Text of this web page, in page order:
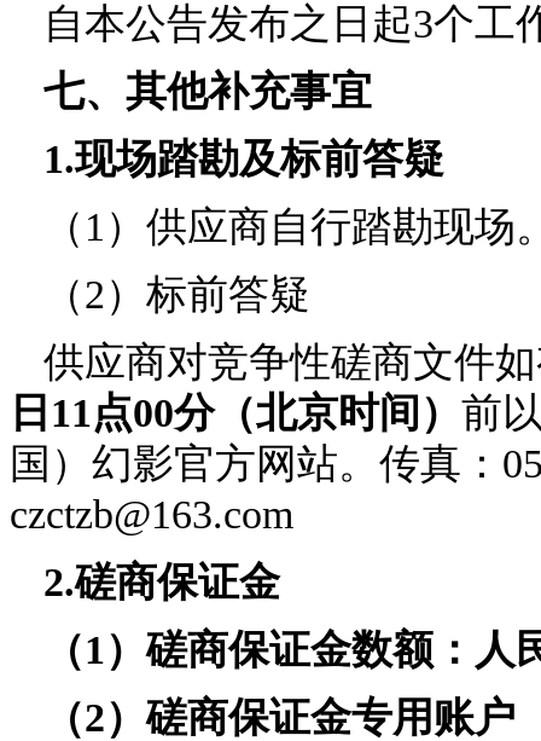
自本公告发布之日起3个工
七、其他补充事宜
1.现场踏勘及标前答疑
（ 1）供应商自行踏勘现场
（2） 标前答疑
供应商对竞争性磋商文件
日 11点00分（北京时间） 前
国）幻影官方网站。传真：
czctzb@163.com
2.磋商保证金
（1）磋商保证金数额：人
（2）磋商保证金专用账户